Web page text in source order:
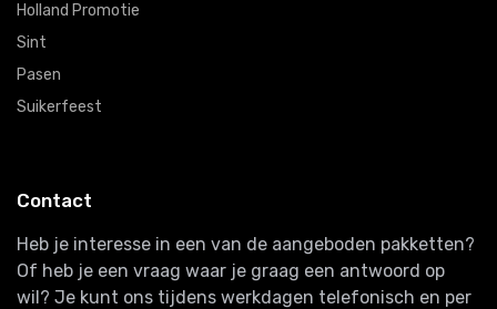
Holland Promotie
Sint
Pasen
Suikerfeest
Contact
Heb je interesse in een van de aangeboden pakketten?
Of heb je een vraag waar je graag een antwoord op
wil? Je kunt ons tijdens werkdagen telefonisch en per